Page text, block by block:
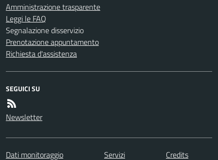
Amministrazione trasparente
Leggi le FAQ
Segnalazione disservizio
Prenotazione appuntamento
Richiesta d'assistenza
SEGUICI SU
Newsletter
Dati monitoraggio Servizi Credits